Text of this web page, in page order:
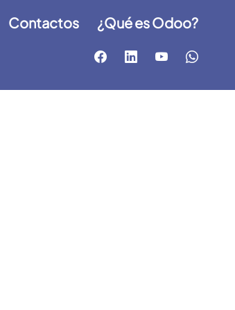
Contactos ¿Qué es Odoo?